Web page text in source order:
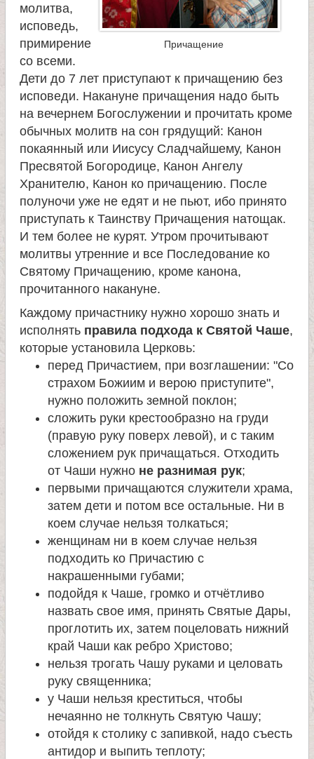
Причащение
молитва,
исповедь,
примирение
со всеми.
Дети до 7 лет приступают к причащению без
исповеди. Накануне причащения надо быть
на вечернем Богослужении и прочитать кроме
обычных молитв на сон грядущий: Канон
покаянный или Иисусу Сладчайшему, Канон
Пресвятой Богородице, Канон Ангелу
Хранителю, Канон ко причащению. После
полуночи уже не едят и не пьют, ибо принято
приступать к Таинству Причащения натощак.
И тем более не курят. Утром прочитывают
молитвы утренние и все Последование ко
Святому Причащению, кроме канона,
прочитанного накануне.
Каждому причастнику нужно хорошо знать и
исполнять правила подхода к Святой Чаше,
которые установила Церковь:
перед Причастием, при возглашении: "Со
страхом Божиим и верою приступите",
нужно положить земной поклон;
сложить руки крестообразно на груди
(правую руку поверх левой), и с таким
сложением рук причащаться. Отходить
от Чаши нужно не разнимая рук;
первыми причащаются служители храма,
затем дети и потом все остальные. Ни в
коем случае нельзя толкаться;
женщинам ни в коем случае нельзя
подходить ко Причастию с
накрашенными губами;
подойдя к Чаше, громко и отчётливо
назвать свое имя, принять Святые Дары,
проглотить их, затем поцеловать нижний
край Чаши как ребро Христово;
нельзя трогать Чашу руками и целовать
руку священника;
у Чаши нельзя креститься, чтобы
нечаянно не толкнуть Святую Чашу;
отойдя к столику с запивкой, надо съесть
антидор и выпить теплоту;